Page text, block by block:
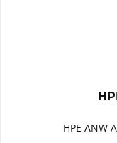
HPE ANW